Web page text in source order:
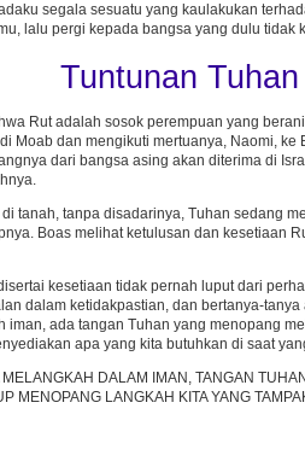
segala sesuatu yang kaulakukan
lalu pergi kepada bangsa yang dulu tidak
Tuntunan Tuhan
Rut adalah sosok perempuan yang
Moab dan mengikuti mertuanya, Naomi,
dari bangsa asing akan diterima di
tanah, tanpa disadarinya, Tuhan sedang
Boas melihat ketulusan dan kesetiaan
kesetiaan tidak pernah luput dari
dalam ketidakpastian, dan bertanya-
ada tangan Tuhan yang menopang
apa yang kita butuhkan di saat
MELANGKAH DALAM IMAN, TANGAN
MENOPANG LANGKAH KITA YANG